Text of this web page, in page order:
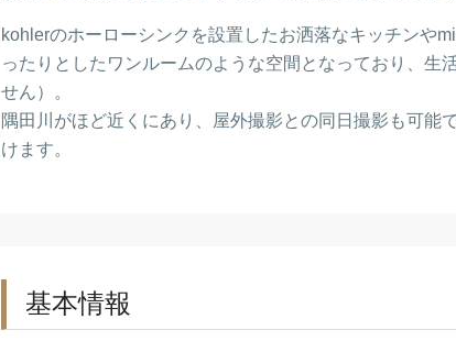
kohlerのホーローシンクを設置したお洒落なキッチンや
ったりとしたワンルームのような空間となっており、生
せん）。
隅田川がほど近くにあり、屋外撮影との同日撮影も可
けます。
基本情報